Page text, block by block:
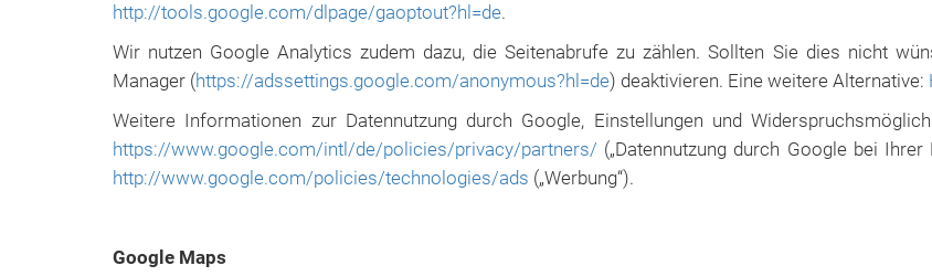
http://tools.google.com/dlpage/gaoptout?hl=de.
Wir nutzen Google Analytics zudem dazu, die Seitenabrufe zu zählen. Sollten Sie dies nicht
Manager (https://adssettings.google.com/anonymous?hl=de) deaktivieren. Eine weitere Alternative:
Weitere Informationen zur Datennutzung durch Google, Einstellungen und
https://www.google.com/intl/de/policies/privacy/partners/ („Datennutzung durch Google bei
http://www.google.com/policies/technologies/ads („Werbung“).
Google Maps